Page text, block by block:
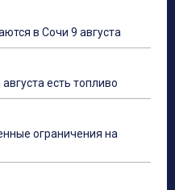
в Сочи 9 августа
есть топливо
ограничения на